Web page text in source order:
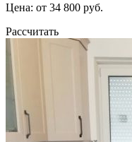
Цена: от 34 800 руб.
Рассчитать